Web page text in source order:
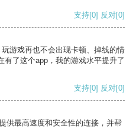
支持[0] 反对[0]
游戏再也不会出现卡顿、掉线的情
了这个app，我的游戏水平提升了
支持[0] 反对[0]
供最高速度和安全性的连接，并帮